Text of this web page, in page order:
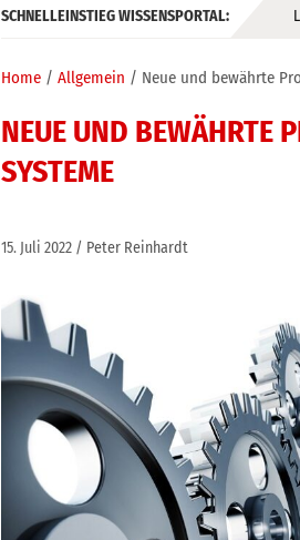
SCHNELLEINSTIEG WISSENSPORTAL:
Home Allgemein Neue und bewährte
NEUE UND BEWÄHRTE
SYSTEME
15. Juli 2022 Peter Reinhardt